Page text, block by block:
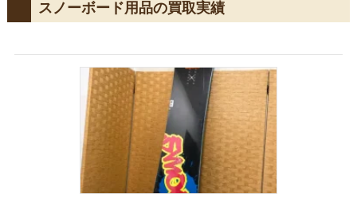
スノーボード用品の買取実績